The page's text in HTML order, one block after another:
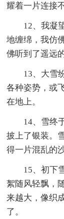
耀着一片连接
12、我凝
地缠绵，我仿
佛听到了遥远
13、大雪
各种姿势，或
在地上。
14、雪终
披上了银装。
得一片混乱的
15、初下
絮随风轻飘，
来越大，像织
了。